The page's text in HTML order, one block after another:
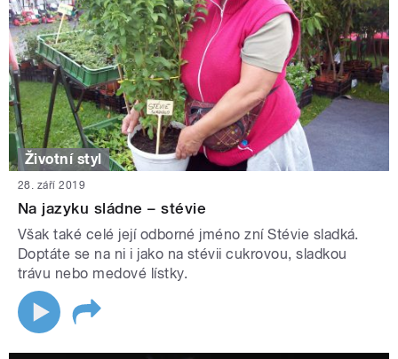
Životní styl
28. září 2019
Na jazyku sládne – stévie
Však také celé její odborné jméno zní Stévie sladká.
Doptáte se na ni i jako na stévii cukrovou, sladkou
trávu nebo medové lístky.